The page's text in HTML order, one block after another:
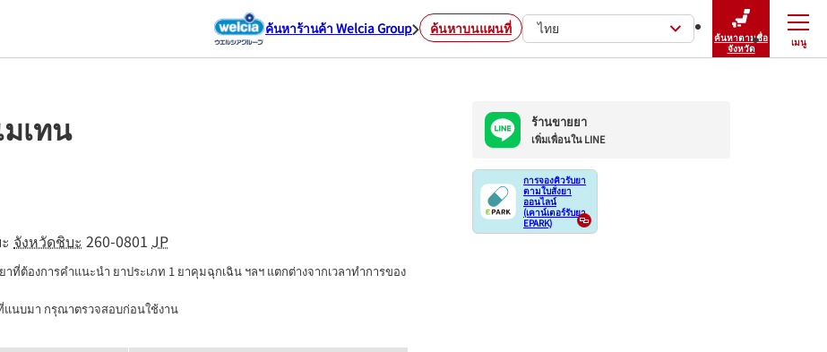
ค้นหาร้านค้า Welcia Group ค้นหาบนแผนที่ ไทย
ค้นหาตามชื่อ
จังหวัด
เมนู
ปิดเมนู
เทน
จังหวัดชิบะ 260-0801 JP
ต้องการคำแนะนำ ยาประเภท 1 ยาคุมฉุกเฉิน ฯลฯ แตกต่างจากเวลาทำการของ
แนบมา กรุณาตรวจสอบก่อนใช้งาน
ร้านขายยา
เพิ่มเพื่อนใน LINE
การจองคิวรับยา
ตามใบสั่งยา
ออนไลน์
(เคาน์เตอร์รับยา
EPARK)